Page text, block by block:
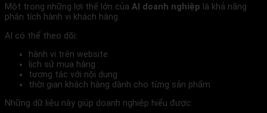
Một trong những lợi thế lớn của AI doanh nghiệp là khả năng
phân tích hành vi khách hàng.
AI có thể theo dõi:
hành vi trên website
lịch sử mua hàng
tương tác với nội dung
thời gian khách hàng dành cho từng sản phẩm
Những dữ liệu này giúp doanh nghiệp hiểu được: